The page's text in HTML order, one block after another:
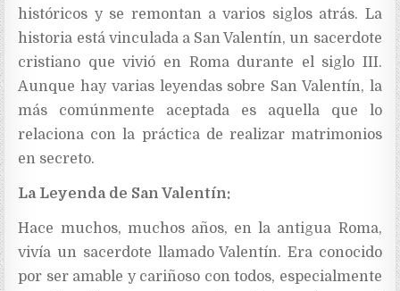
históricos y se remontan a varios siglos atrás. La
historia está vinculada a San Valentín, un sacerdote
cristiano que vivió en Roma durante el siglo III.
Aunque hay varias leyendas sobre San Valentín, la
más comúnmente aceptada es aquella que lo
relaciona con la práctica de realizar matrimonios
en secreto.
La Leyenda de San Valentín:
Hace muchos, muchos años, en la antigua Roma,
vivía un sacerdote llamado Valentín. Era conocido
por ser amable y cariñoso con todos, especialmente